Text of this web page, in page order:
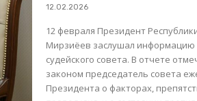
12.02.2026
12 февраля Президент
Мирзиёев заслушал информацию
судейского совета. В отчете отмечено, что в соответствии с
законом председатель совета
Президента о факторах,